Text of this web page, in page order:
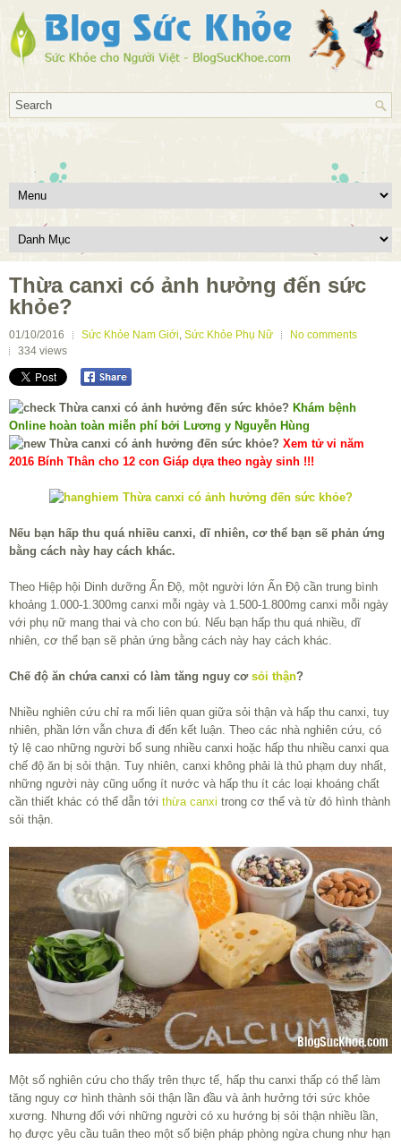
Thừa canxi có ảnh hưởng đến sức
khỏe?
01/10/2016 Sức Khỏe Nam Giới, Sức Khỏe Phụ Nữ
No comments
334 views
Khám bệnh
Online hoàn toàn miễn phí bởi Lương y Nguyễn Hùng
Xem tử vi năm
2016 Bính Thân cho 12 con Giáp dựa theo ngày sinh !!!
Nếu bạn hấp thu quá nhiều canxi, dĩ nhiên, cơ thể bạn sẽ phản ứng
bằng cách này hay cách khác.
Theo Hiệp hội Dinh dưỡng Ấn Độ, một người lớn Ấn Độ cần trung bình
khoảng 1.000-1.300mg canxi mỗi ngày và 1.500-1.800mg canxi mỗi ngày
với phụ nữ mang thai và cho con bú. Nếu bạn hấp thu quá nhiều, dĩ
nhiên, cơ thể bạn sẽ phản ứng bằng cách này hay cách khác.
Chế độ ăn chứa canxi có làm tăng nguy cơ sỏi thận?
Nhiều nghiên cứu chỉ ra mối liên quan giữa sỏi thận và hấp thu canxi, tuy
nhiên, phần lớn vẫn chưa đi đến kết luận. Theo các nhà nghiên cứu, có
tỷ lệ cao những người bổ sung nhiều canxi hoặc hấp thu nhiều canxi qua
chế độ ăn bị sỏi thận. Tuy nhiên, canxi không phải là thủ phạm duy nhất,
những người này cũng uống ít nước và hấp thu ít các loại khoáng chất
cần thiết khác có thể dẫn tới thừa canxi trong cơ thể và từ đó hình thành
sỏi thận.
Một số nghiên cứu cho thấy trên thực tế, hấp thu canxi thấp có thể làm
tăng nguy cơ hình thành sỏi thận lần đầu và ảnh hưởng tới sức khỏe
xương. Nhưng đối với những người có xu hướng bị sỏi thận nhiều lần,
họ được yêu cầu tuân theo một số biện pháp phòng ngừa chung như hạn